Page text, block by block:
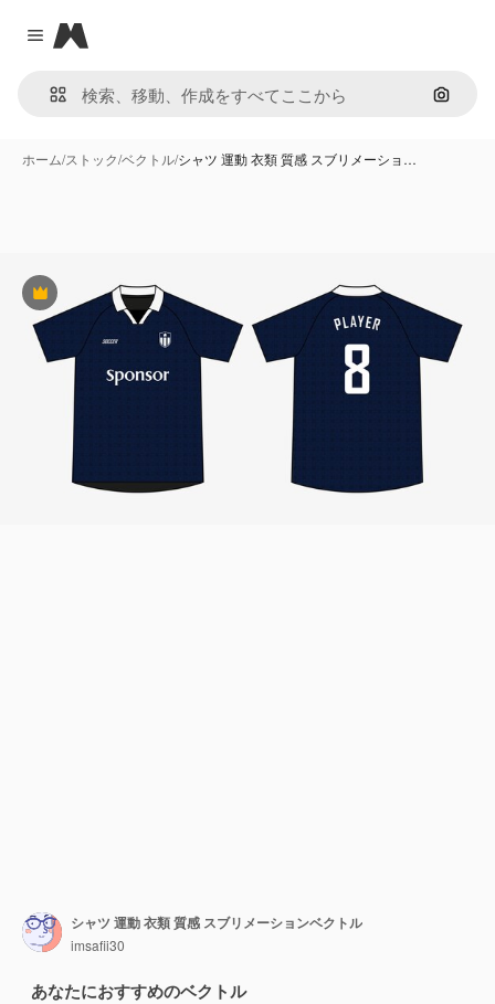
Close menu
Magnific
画像で
ホーム/ストック/ベクトル/シャツ 運動 衣類 質感 スブリメーショ…
Premium
シャツ 運動 衣類 質感 スブリメーションベクトル
imsafii30
あなたにおすすめのベクトル